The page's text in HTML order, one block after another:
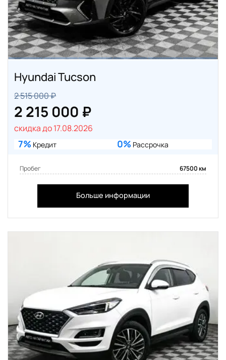
Hyundai Tucson
2 515 000 ₽
2 215 000 ₽
скидка до 17.08.2026
7% Кредит 0% Рассрочка
Пробег 67500 км
Больше информации